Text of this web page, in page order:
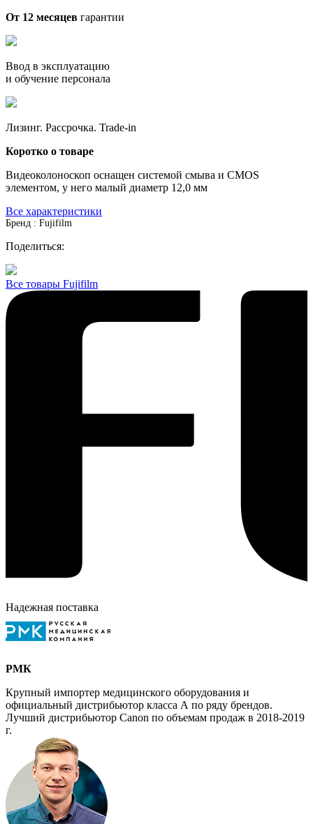
От 12 месяцев гарантии
Ввод в эксплуатацию
и обучение персонала
Лизинг. Рассрочка. Trade-in
Коротко о товаре
Видеоколоноскоп оснащен системой смыва и CMOS
элементом, у него малый диаметр 12,0 мм
Все характеристики
Бренд : Fujifilm
Поделиться:
Все товары Fujifilm
Надежная поставка
РМК
Крупный импортер медицинского оборудования и
официальный дистрибьютор класса А по ряду брендов.
Лучший дистрибьютор Canon по объемам продаж в 2018-2019
г.